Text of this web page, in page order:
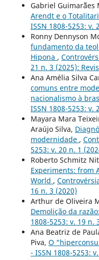
Gabriel Guimar˜ães
Arendt e o
ISSN 1808-5253: v.
Ronny Dennyson
fundamento da
Hipona ,
21 n. 3 (2025):
Ana Amélia Silva
comuns entre
nacionalismo à
ISSN 1808-5253: v.
Mayara Mara
Araújo Silva,
modernidade ,
5253: v. 20 n. 1
Roberto Schmitz
Experiments: from
World ,
16 n. 3 (2020)
Arthur de Oliveira
Demolição da razão:
1808-5253: v. 19 n.
Ana Beatriz de
Piva, O
- ISSN 1808-5253: